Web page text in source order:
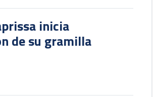
inicia
de su gramilla